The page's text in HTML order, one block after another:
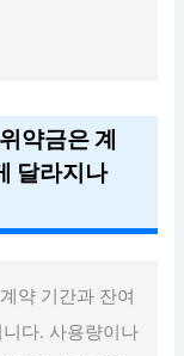
약금은 계
달라지나
약 기간과 잔여
다. 사용량이나